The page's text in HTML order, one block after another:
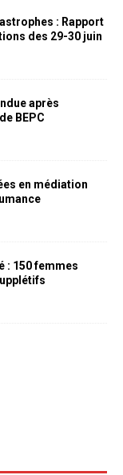
: Rapport
des 29-30 juin
après
BEPC
en médiation
: 150 femmes